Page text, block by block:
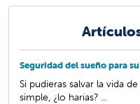
Seguridad del sueño para
Si pudieras salvar la vida
simple, ¿lo harías? ...